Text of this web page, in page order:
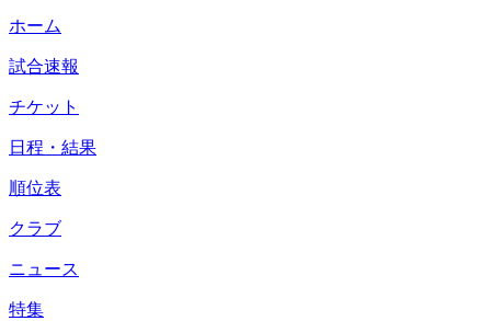
ホーム
試合速報
チケット
日程・結果
順位表
クラブ
ニュース
特集